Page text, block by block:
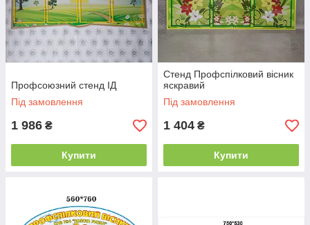
Профсоюзний стенд ІД
Під замовлення
1 986 ₴
Купити
Стенд Профспілковий вісник
яскравий
Під замовлення
1 404 ₴
Купити